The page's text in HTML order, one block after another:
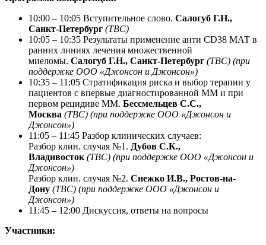
10:00 – 10:05 Вступительное слово. Салогуб Г.Н.,
Санкт-Петербург (TBC)
10:05 – 10:35 Результаты применение анти CD38 МАТ в
ранних линиях лечения множественной
миеломы. Салогуб Г.Н., Санкт-Петербург (TBC) (при
поддержке ООО «Джонсон и Джонсон»)
10:35 – 11:05 Стратификация риска и выбор терапии у
пациентов с впервые диагностированной ММ и при
первом рецидиве ММ. Бессмельцев С.С.,
Москва (TBC) (при поддержке ООО «Джонсон и
Джонсон»)
11:05 – 11:45 Разбор клинических случаев:
Разбор клин. случая №1. Дубов С.К.,
Владивосток (TBC) (при поддержке ООО «Джонсон и
Джонсон»)
Разбор клин. случая №2. Снежко И.В., Ростов-на-
Дону (TBC) (при поддержке ООО «Джонсон и
Джонсон»)
11:45 – 12:00 Дискуссия, ответы на вопросы
Участники: